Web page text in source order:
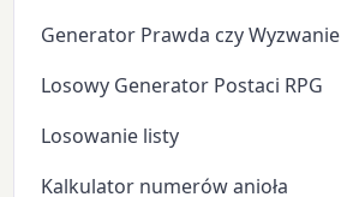
Generator Prawda czy Wyzwanie
Losowy Generator Postaci RPG
Losowanie listy
Kalkulator numerów anioła